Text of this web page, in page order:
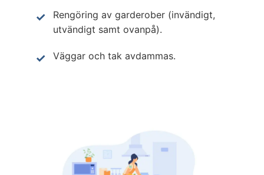
Rengöring av garderober (invändigt,
utvändigt samt ovanpå).
Väggar och tak avdammas.